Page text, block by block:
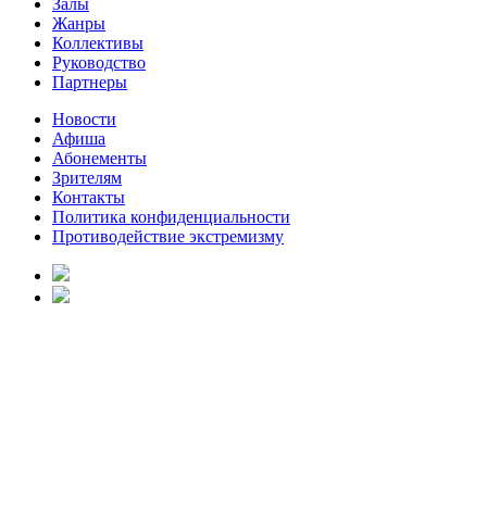
Жанры
Коллективы
Руководство
Партнеры
Новости
Афиша
Абонементы
Зрителям
Контакты
Политика конфиденциальности
Противодействие экстремизму